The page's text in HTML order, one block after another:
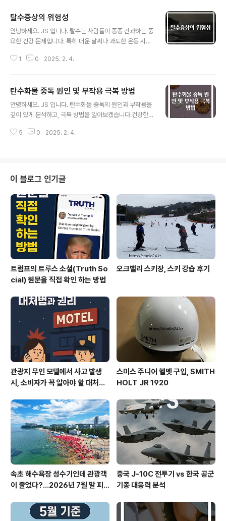
​탈수증상의 위험성
안녕하세요. JS 입니다. 탈수는 사람들이 종종 간과하는 중
요한 건강 문제입니다. 특히 더운 날씨나 과도한 운동 시에
이 나타날 수 있습니다. 탈수 증상은 신체의 수분이 손실되
리고 그 위험성에 대해 심도 깊은 논의를 할 것입니다. 마지
막에는 탈수를 예방하고 치료하는 방법에 대해서도 자세히
설명드리겠습니다. 탈수의 원인탈수는 여러 가지 원인에
분 손실입니다. 체온이 높아지면 땀을 통해 체온을 조절하
1 0 2025. 2. 4.
​탄수화물 중독 원인 및 부작용 극복 방법
안녕하세요. JS 입니다. 탄수화물 중독의 원인과 부작용을
깊이 있게 분석하고, 극복 방법을 알아보겠습니다.건강한
함께 찾아보아요! 탄수화물 중독의 정의와 원인탄수화물
으로, 식품 섭취에 대한 강한 의존성을 의미합니다. 간단히
말해, 탄수화물을 섭취할 때 느껴지는 쾌감이 매우 강해지
고, 이로 인해 사용자가 필요한 섭취 이상의 양을 지속적으
로 찾게 되는 상태입니다. 나쁜 식습관, 사회적 압박, 스트
레스 등 다양한 원인에 의해 발생하며 주로 혈당의 변동이
큰 자극을 초래합니다. 탄수화..
5 0 2025. 2. 4.
이 블로그 인기글
트럼프의 트루스 소셜(Truth So
cial) 원문을 직접 확인 하는 방법
오크밸리 스키장, 스키 강습 후기
관광지 무인 모텔에서 사고 발생
시, 소비자가 꼭 알아야 할 대처법
스미스 주니어 헬멧 구입, SMITH
HOLT JR 1920
속초 해수욕장 성수기인데 관광객
이 줄었다?…2026년 7월 말 피
중국 J-10C 전투기 vs 한국 공군
기종 대응력 분석